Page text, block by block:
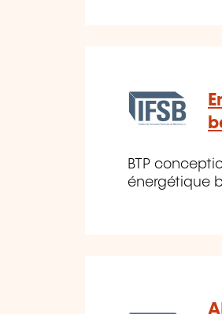
BTP
énergétique